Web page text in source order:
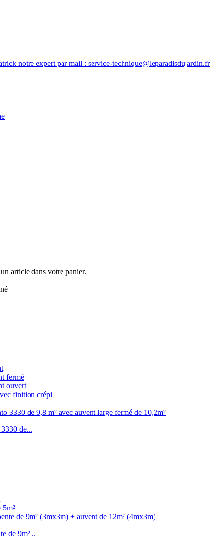
notre expert par mail : service-technique@leparadisdujardin.fr
article dans votre panier.
fermé
ouvert
finition crépi
de...
5m²
de 9m²...